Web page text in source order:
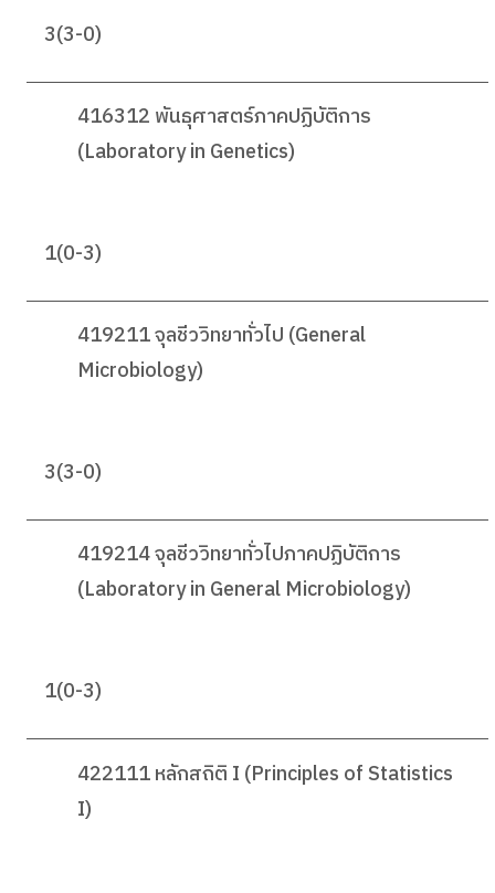
3(3-0)
416312 พันธุศาสตร์ภาคปฏิบัติการ
(Laboratory in Genetics)
1(0-3)
419211 จุลชีววิทยาทั่วไป (General
Microbiology)
3(3-0)
419214 จุลชีววิทยาทั่วไปภาคปฏิบัติการ
(Laboratory in General Microbiology)
1(0-3)
422111 หลักสถิติ I (Principles of Statistics
I)